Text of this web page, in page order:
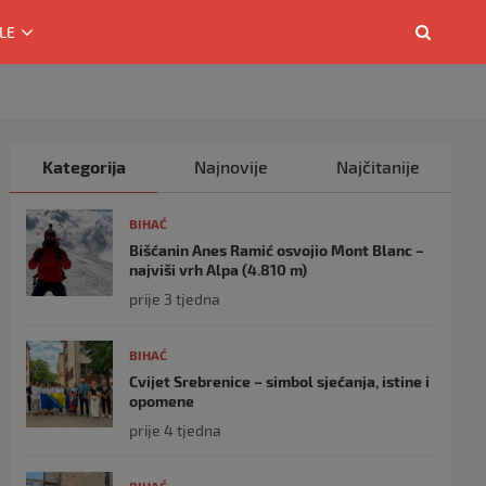
Kategorija Najnovije Najčitanije
BIHAĆ
Bišćanin Anes Ramić osvojio Mont Blanc –
najviši vrh Alpa (4.810 m)
prije 3 tjedna
BIHAĆ
Cvijet Srebrenice – simbol sjećanja, istine i
opomene
prije 4 tjedna